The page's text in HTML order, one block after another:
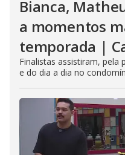
Bianca,
a momentos
temporada |
Finalistas assistiram, pela
e do dia a dia no